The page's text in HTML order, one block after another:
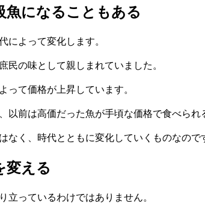
魚になることもある
によって変化します。
の味として親しまれていました。
って価格が上昇しています。
以前は高価だった魚が手頃な価格で食べられ
なく、時代とともに変化していくものなので
変える
っているわけではありません。